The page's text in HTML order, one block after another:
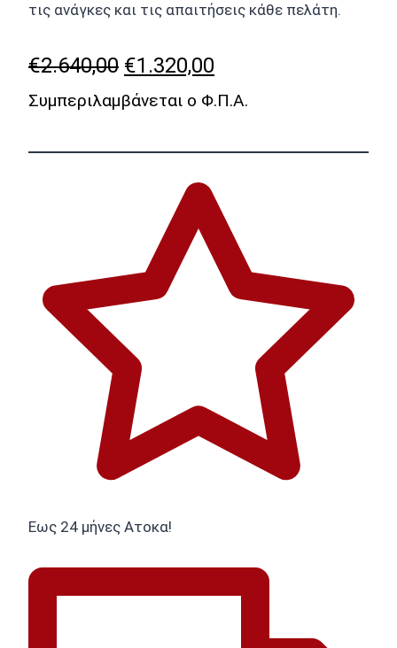
τις ανάγκες και τις απαιτήσεις κάθε πελάτη.
€2.640,00 Original
price
€1.320,00
τρέχουσα
€1.320,00.
Συμπεριλαμβάνεται ο Φ.Π.Α.
Εως 24 μήνες Ατοκα!